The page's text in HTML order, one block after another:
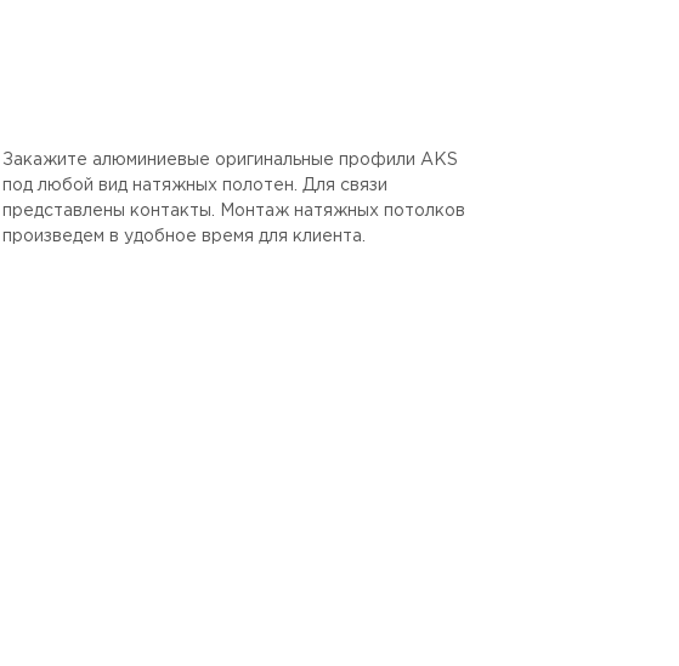
Закажите алюминиевые оригинальные профили AKS
под любой вид натяжных полотен. Для связи
представлены контакты. Монтаж натяжных потолков
произведем в удобное время для клиента.